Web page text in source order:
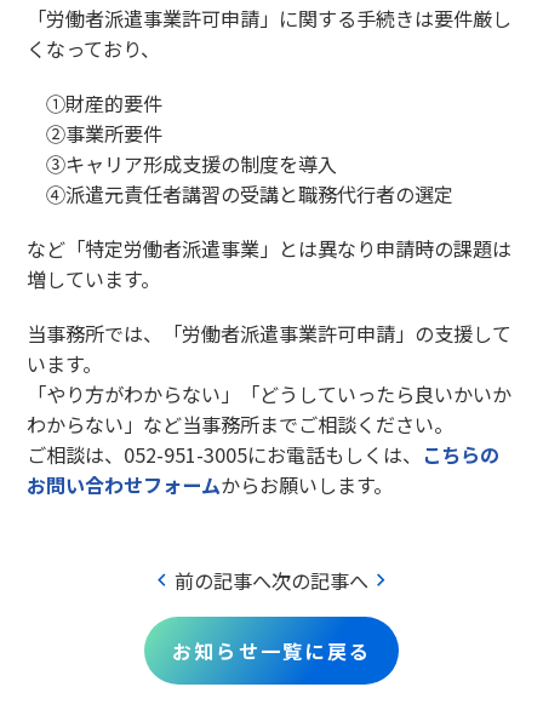
「労働者派遣事業許可申請」に関する手続きは要件厳し
くなっており、
①財産的要件
②事業所要件
③キャリア形成支援の制度を導入
④派遣元責任者講習の受講と職務代行者の選定
など「特定労働者派遣事業」とは異なり申請時の課題は
増しています。
当事務所では、「労働者派遣事業許可申請」の支援して
います。
「やり方がわからない」「どうしていったら良いかいか
わからない」など当事務所までご相談ください。
ご相談は、052-951-3005にお電話もしくは、 こちらの
お問い合わせフォームからお願いします。
chevron_left 前の記事へ次の記事へ chevron_right
お知らせ一覧に戻る